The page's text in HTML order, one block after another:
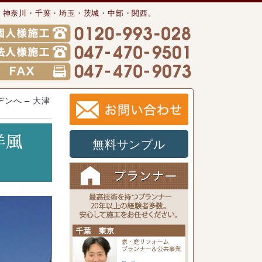
奈川・千葉・埼玉・茨城・中部・関西。
ンへ – 大津
風 無料サンプル